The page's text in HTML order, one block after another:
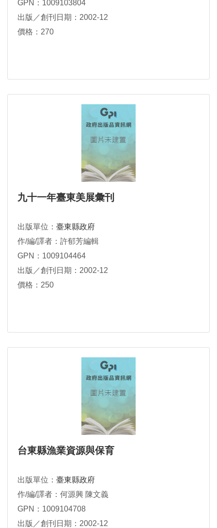
GPN：1009103804
出版／創刊日期：2002-12
價格：270
九十一年臺東美展彙刊
出版單位： 臺東縣政府
作/編/譯者：許郁芳編輯
GPN：1009104464
出版／創刊日期：2002-12
價格：250
台東縣漁業資源與保育
出版單位： 臺東縣政府
作/編/譯者：何源興 陳文義
GPN：1009104708
出版／創刊日期：2002-12